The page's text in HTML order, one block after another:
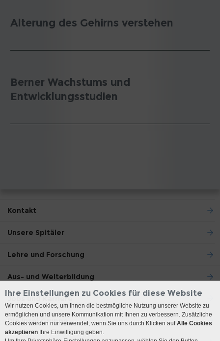
Alterung des Gehirns verstehen
Berner Wachstums und
Entwicklungsstudien
Kontakt
Unsere Spitäler
Lehre und Forschung
Aus- und Weiterbildung
Jobs und Karriere
Die Insel Gruppe
Ihre Einstellungen zu Cookies für diese Website
Wir nutzen Cookies, um Ihnen die bestmögliche Nutzung unserer Website zu
ermöglichen und unsere Kommunikation mit Ihnen zu verbessern. Zusätzliche
Cookies werden nur verwendet, wenn Sie uns durch Klicken aufAlle Cookies
akzeptieren Ihre Einwilligung geben.